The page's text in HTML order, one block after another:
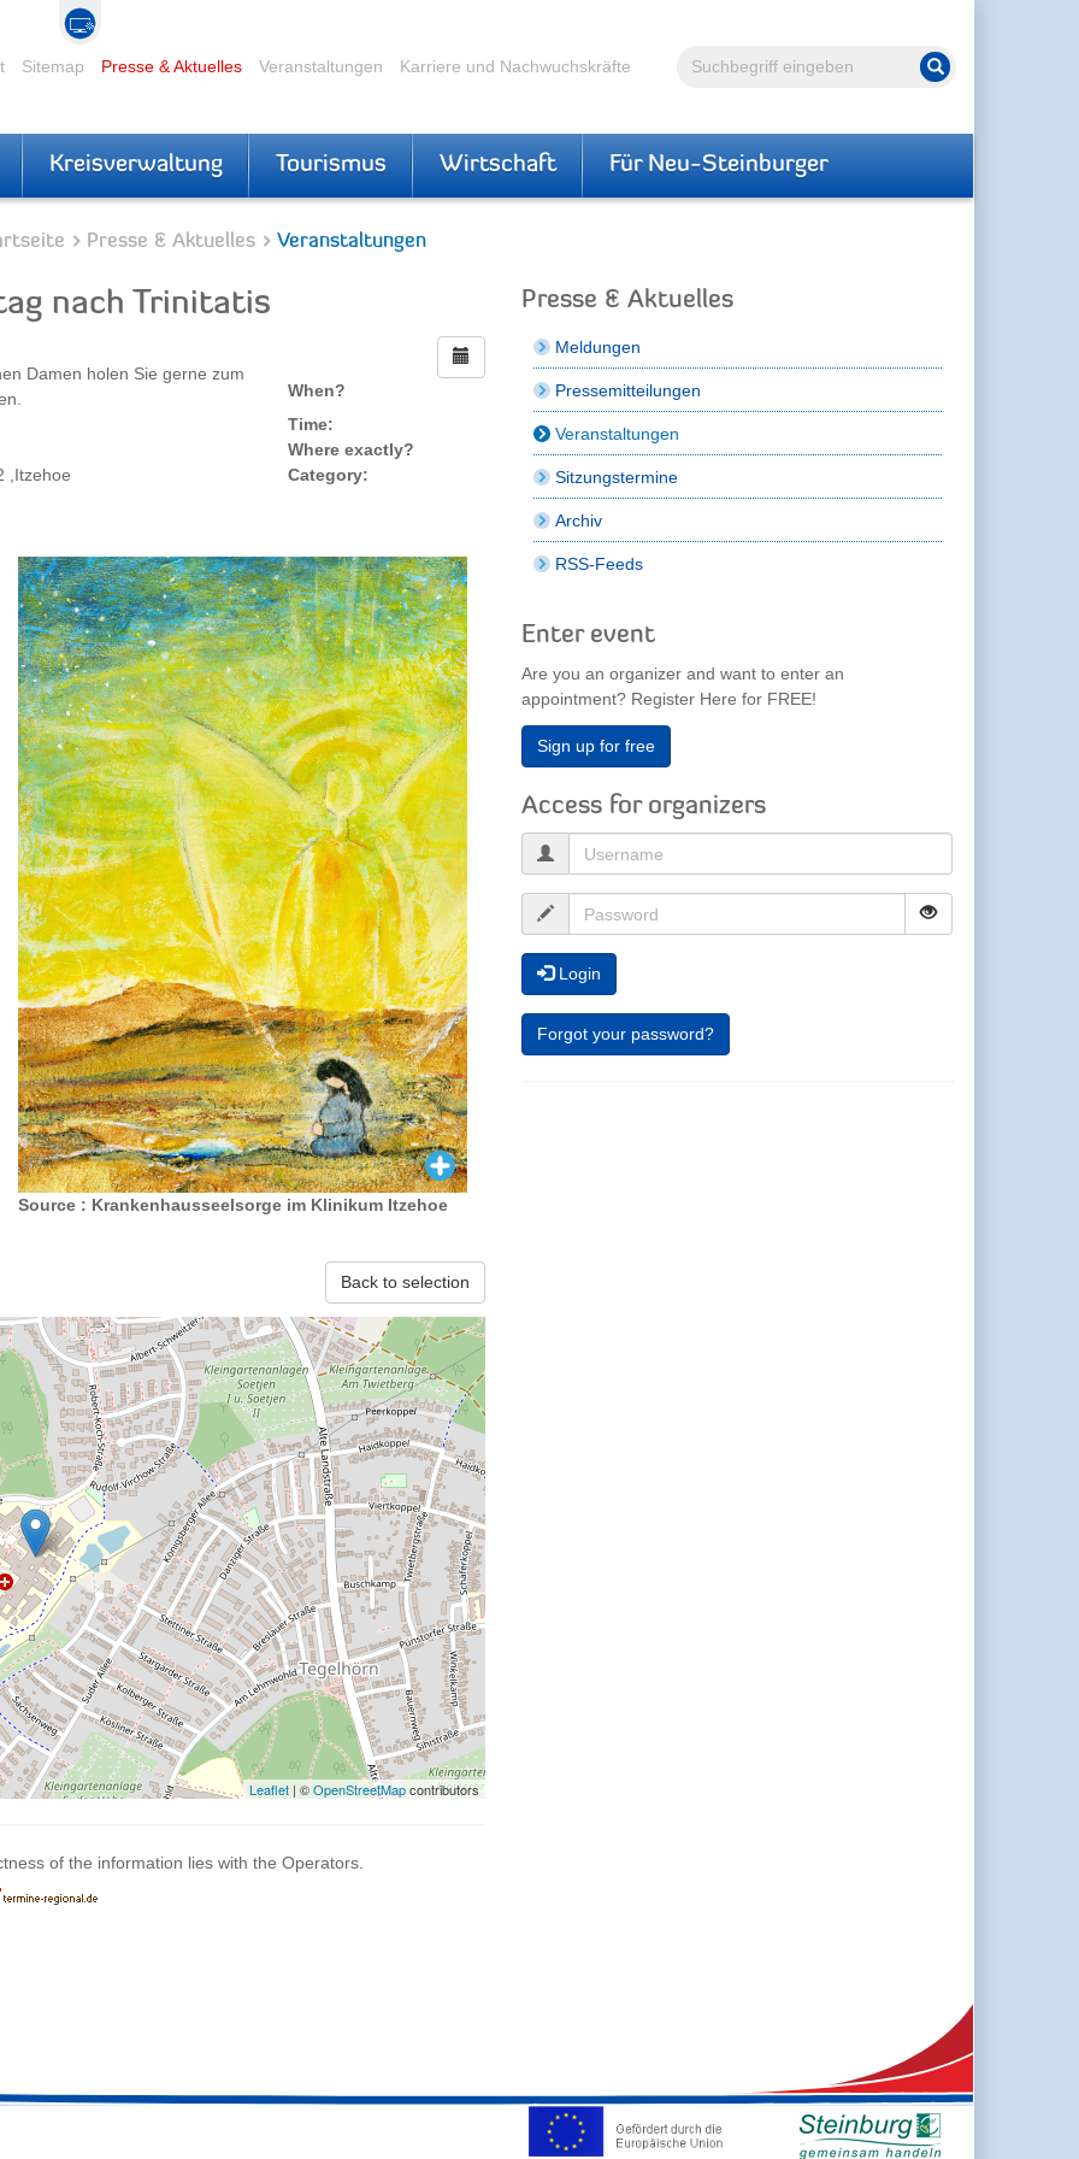
Volltextsuche Suche starten
Sitemap Presse & Aktuelles Veranstaltungen Karriere und Nachwuchskräfte
Kreisverwaltung Tourismus Wirtschaft Für Neu-Steinburger
Presse & Aktuelles Veranstaltungen
nach Trinitatis
Damen holen Sie gerne zum
When?
Time:
Where exactly?
,Itzehoe
Category:
Source : Krankenhausseelsorge im Klinikum Itzehoe
Back to selection
Leaflet | ©OpenStreetMapcontributors
of the information lies with the Operators.
Presse & Aktuelles
Meldungen
Pressemitteilungen
Veranstaltungen
Sitzungstermine
Archiv
RSS-Feeds
Enter event
Are you an organizer and want to enter an
appointment? Register Here for FREE!
Sign up for free
Access for organizers
Login
Forgot your password?